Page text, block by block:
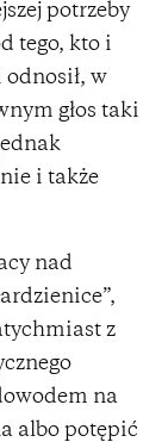
potrzeby
tego, kto i
odnosił, w
głos taki
i także
nad
z
na
albo potępić